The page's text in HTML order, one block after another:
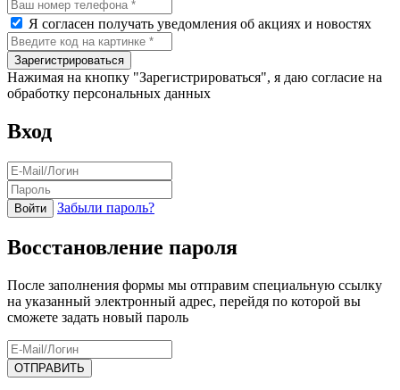
Я согласен получать уведомления об акциях и новостях
Нажимая на кнопку "Зарегистрироваться", я даю согласие на
обработку персональных данных
Вход
Забыли пароль?
Восстановление пароля
После заполнения формы мы отправим специальную ссылку
на указанный электронный адрес, перейдя по которой вы
сможете задать новый пароль